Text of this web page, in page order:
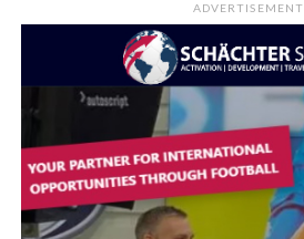
ADVERTISEMENT